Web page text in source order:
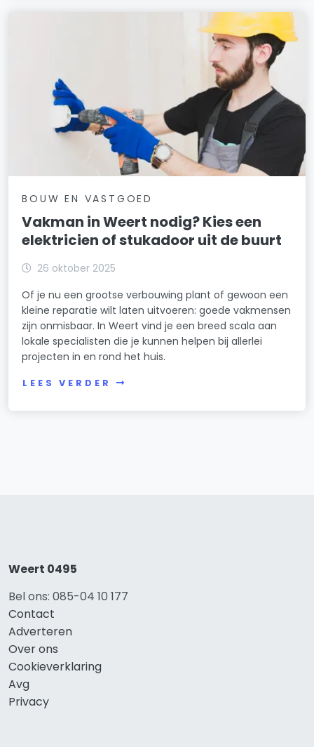
BOUW EN VASTGOED
Vakman in Weert nodig? Kies een
elektricien of stukadoor uit de buurt
26 oktober 2025
Of je nu een grootse verbouwing plant of gewoon een
kleine reparatie wilt laten uitvoeren: goede vakmensen
zijn onmisbaar. In Weert vind je een breed scala aan
lokale specialisten die je kunnen helpen bij allerlei
projecten in en rond het huis.
LEES VERDER
Weert 0495
Bel ons: 085-04 10 177
Contact
Adverteren
Over ons
Cookieverklaring
Avg
Privacy